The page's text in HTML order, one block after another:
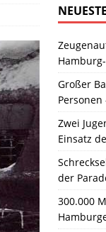
Großer
Personen
Zwei
Einsatz
der
300.000